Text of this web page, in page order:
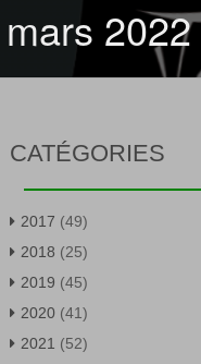
2022
CATÉGORIES
2017 (49)
2018 (25)
2019 (45)
2020(41)
2021 (52)